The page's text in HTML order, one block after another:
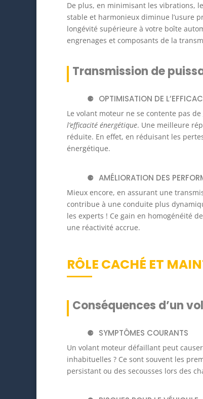
De plus, en minimisant les vibrations,
stable et harmonieux diminue l’usure
longévité supérieure à votre boîte
engrenages et composants de la
Transmission de
OPTIMISATION DE
Le volant moteur ne se contente pas
l’efficacité énergétique. Une meilleure
réduite. En effet, en réduisant les
énergétique.
AMÉLIORATION DES
Mieux encore, en assurant une
contribue à une conduite plus
les experts ! Ce gain en homogénéité
une réactivité accrue.
RÔLE CACHÉ ET
Conséquences d’un
SYMPTÔMES COURANTS
Un volant moteur défaillant peut
inhabituelles ? Ce sont souvent les
persistant ou des secousses lors des